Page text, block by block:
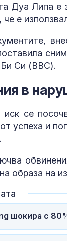
Дуа Липа е
че е
Си (BBC).
в
иск се
успеха и
образа на
шокира с